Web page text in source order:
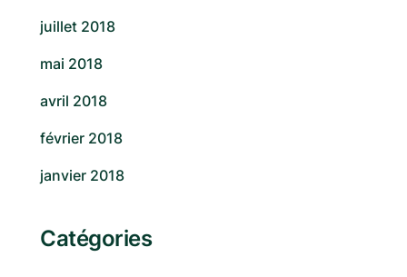
juillet 2018
mai 2018
avril 2018
février 2018
janvier 2018
Catégories